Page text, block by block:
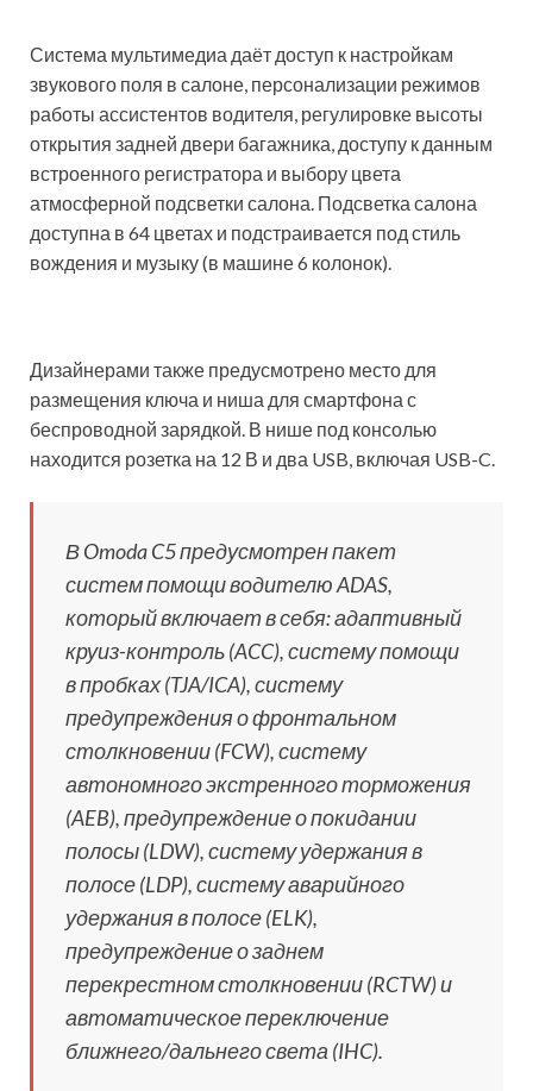
Система мультимедиа даёт доступ к настройкам
звукового поля в салоне, персонализации режимов
работы ассистентов водителя, регулировке высоты
открытия задней двери багажника, доступу к данным
встроенного регистратора и выбору цвета
атмосферной подсветки салона. Подсветка салона
доступна в 64 цветах и подстраивается под стиль
вождения и музыку (в машине 6 колонок).
Дизайнерами также предусмотрено место для
размещения ключа и ниша для смартфона с
беспроводной зарядкой. В нише под консолью
находится розетка на 12 В и два USB, включая USB-C.
В Omoda C5 предусмотрен пакет
систем помощи водителю ADAS,
который включает в себя: адаптивный
круиз-контроль (ACC), систему помощи
в пробках (TJA/ICA), систему
предупреждения о фронтальном
столкновении (FCW), систему
автономного экстренного торможения
(AEB), предупреждение о покидании
полосы (LDW), систему удержания в
полосе (LDP), систему аварийного
удержания в полосе (ELK),
предупреждение о заднем
перекрестном столкновении (RCTW) и
автоматическое переключение
ближнего/дальнего света (IHC).